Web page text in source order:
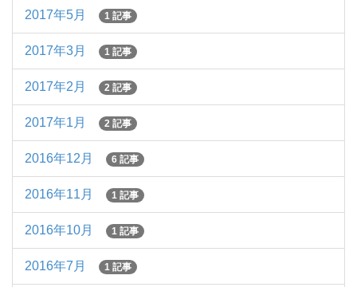
2017年5月 1 記事
2017年3月 1 記事
2017年2月 2 記事
2017年1月 2 記事
2016年12月 6 記事
2016年11月 1 記事
2016年10月 1 記事
2016年7月 1 記事